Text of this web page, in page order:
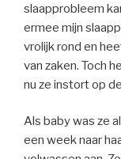
slaapprobleem
ermee mijn
vrolijk rond en
van zaken. Toch
nu ze instort op
Als baby was ze
een week naar